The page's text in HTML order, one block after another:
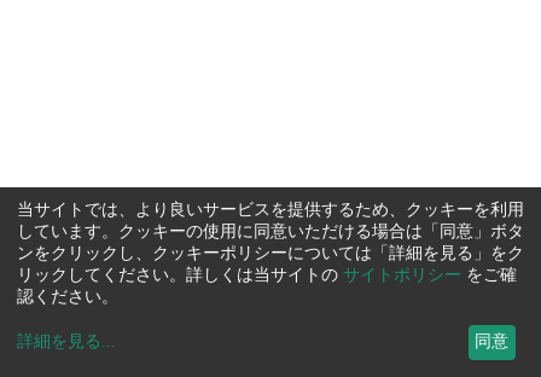
当サイトでは、より良いサービスを提供するため、クッキーを利用
しています。クッキーの使用に同意いただける場合は「同意」ボタ
ンをクリックし、クッキーポリシーについては「詳細を見る」をク
リックしてください。詳しくは当サイトの サイトポリシー をご確
認ください。
詳細を見る ... 同意